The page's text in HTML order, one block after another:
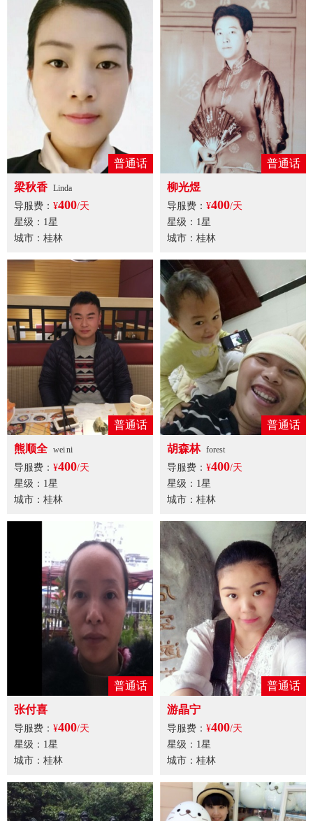
普通话
梁秋香 Linda
导服费： ¥400/天
星级：1星
城市：桂林
普通话
柳光煜
导服费： ¥400/天
星级：1星
城市：桂林
普通话
熊顺全 wei ni
导服费： ¥400/天
星级：1星
城市：桂林
普通话
胡森林 forest
导服费： ¥400/天
星级：1星
城市：桂林
普通话
张付喜
导服费： ¥400/天
星级：1星
城市：桂林
普通话
游晶宁
导服费： ¥400/天
星级：1星
城市：桂林